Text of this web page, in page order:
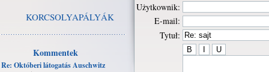
KORCSOLYAPÁLYÁK
Kommentek
Re: Októberi látogatás Auschwitz
Użytkownik:
E-mail:
Tytuł: